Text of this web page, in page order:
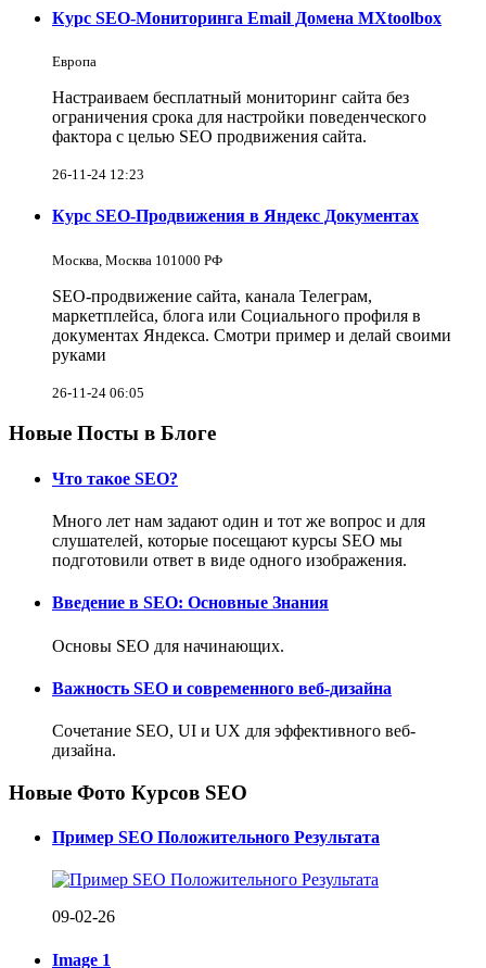
Курс SEO-Мониторинга Email Домена MXtoolbox
Европа
Настраиваем бесплатный мониторинг сайта без
ограничения срока для настройки поведенческого
фактора с целью SEO продвижения сайта.
26-11-24 12:23
Курс SEO-Продвижения в Яндекс Документах
Москва, Москва 101000 РФ
SEO-продвижение сайта, канала Телеграм,
маркетплейса, блога или Социального профиля в
документах Яндекса. Смотри пример и делай своими
руками
26-11-24 06:05
Новые Посты в Блоге
Что такое SEO?
Много лет нам задают один и тот же вопрос и для
слушателей, которые посещают курсы SEO мы
подготовили ответ в виде одного изображения.
Введение в SEO: Основные Знания
Основы SEO для начинающих.
Важность SEO и современного веб-дизайна
Сочетание SEO, UI и UX для эффективного веб-
дизайна.
Новые Фото Курсов SEO
Пример SEO Положительного Результата
09-02-26
Image 1